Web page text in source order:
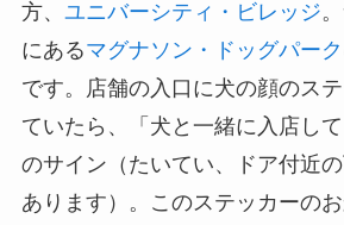
方、 ユニバーシティ・ビレッジ
にあるマグナソン・ドッグパーク
です。店舗の入口に犬の顔のス
ていたら、「犬と一緒に入店して
のサイン（たいてい、ドア付近
あります）。このステッカーの